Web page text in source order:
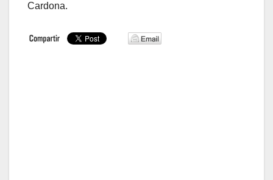
Cardona.